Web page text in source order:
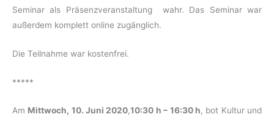
Seminar als Präsenzveranstaltung wahr. Das Seminar war
außerdem komplett online zugänglich.
Die Teilnahme war kostenfrei.
*****
Am Mittwoch, 10. Juni 2020,10:30 h – 16:30 h, bot Kultur und